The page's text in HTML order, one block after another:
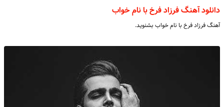
دانلود آهنگ فرزاد فرخ با نام خواب
آهنگ فرزاد فرخ با نام خواب بشنوید.